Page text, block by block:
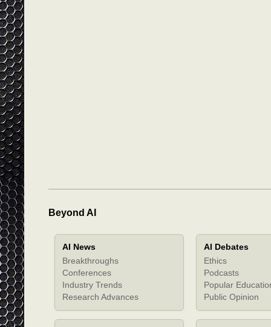
Beyond AI
AI News
Breakthroughs
Conferences
Industry Trends
Research Advances
AI Debates
Ethics
Podcasts
Popular
Public Opinion